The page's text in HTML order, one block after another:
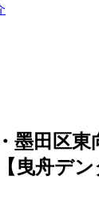
墨田区東
曳舟デ